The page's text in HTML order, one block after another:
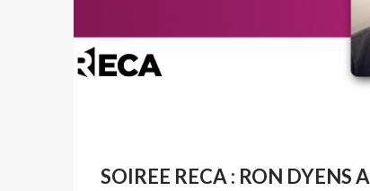
SOIREE RECA : RON DYENS A